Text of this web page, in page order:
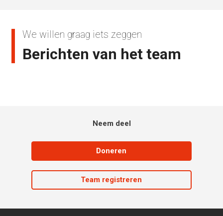
We willen graag iets zeggen
Berichten van het team
Neem deel
Doneren
Team registreren